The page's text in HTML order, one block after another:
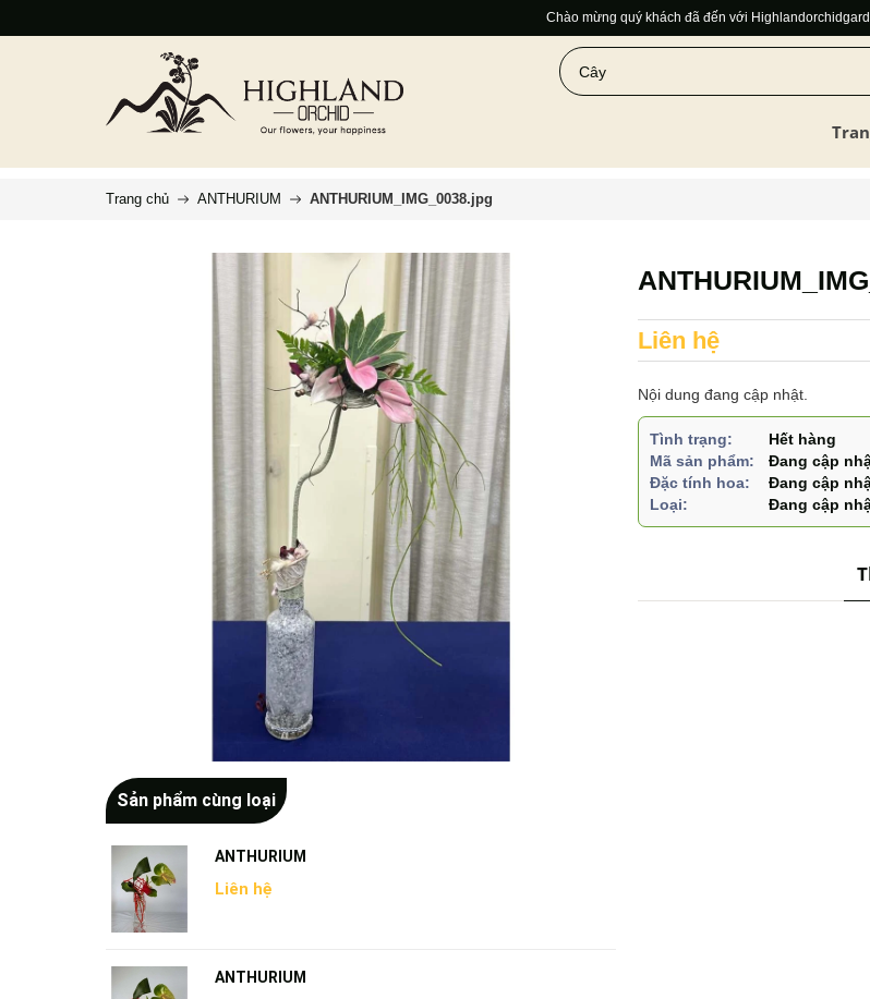
Chào mừng quý khách đã đến với
Trang chủ ANTHURIUM ANTHURIUM_IMG_0038.jpg
Sản phẩm cùng loại
ANTHURIUM
Liên hệ
ANTHURIUM
Liên hệ
Nội dung đang cập nhật.
Tình trạng:
Hết hàng
Mã sản phẩm:
Đang cập
Đặc tính hoa:
Đang cập
Loại:
Đang cập